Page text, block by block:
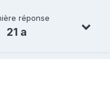
réponse
21 a